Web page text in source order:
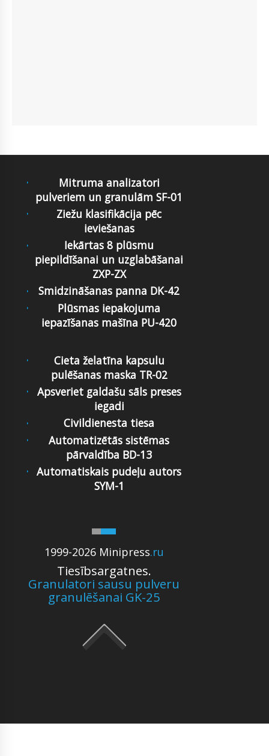
Mitruma analizatori
pulveriem un granulām SF-01
Ziežu klasifikācija pēc
ieviešanas
Iekārtas 8 plūsmu
piepildīšanai un uzglabāšanai
ZXP-ZX
Smidzināšanas panna DK-42
Plūsmas iepakojuma
iepazīšanas mašīna PU-420
1999-2026 Minipress.ru
Tiesībsargatnes.
Granulatori sausu pulveru
granulēšanai GK-25
Cieta želatīna kapsulu
pulēšanas maska TR-02
Apsveriet galdašu sāls preses
iegadi
Civildienesta tiesa
Automatizētās sistēmas
pārvaldība BD-13
Automatiskais pudeļu autors
SYM-1